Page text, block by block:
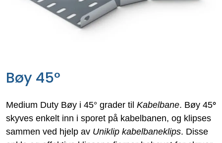
Bøy 45°
Medium Duty Bøy i 45° grader til Kabelbane. Bøy 45°
skyves enkelt inn i sporet på kabelbanen, og klipses
sammen ved hjelp av Uniklip kabelbaneklips. Disse